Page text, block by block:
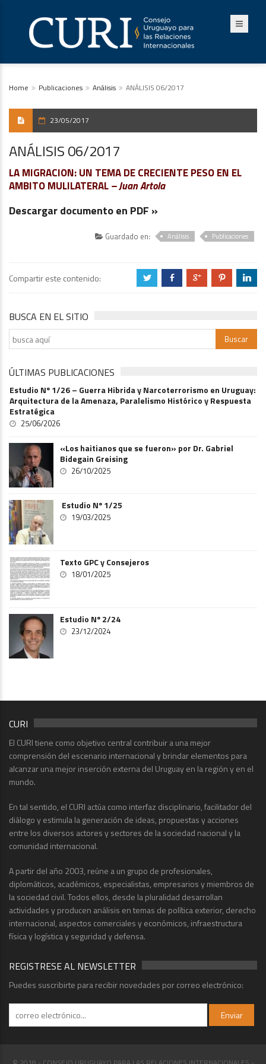
Home Publicaciones Análisis ANÁLISIS 06/2017
23/05/2017
ANÁLISIS 06/2017
LA MIGRACION: UN TEMA DE CRECIENTE PESO EN EL
AMBITO MULILATERAL– Juan Artola
Descargar documento en PDF »
Guardado en: Análisis Publicaciones
Compartir este contenido: a b c d j
BUSCA EN EL SITIO
ÚLTIMAS PUBLICACIONES
Estudio Nº 1/26 – Guerra Hibrida y Narcoterrorismo en Uruguay:
Arquitectura de la Amenaza, Paralelismo Histórico y Respuesta
Estratégica
25/06/2026
«Los haitianos que se fueron» por Dr. Gabriel
Bidegain Greising
26/10/2025
Estudio Nº 1/25
19/03/2025
Texto GPC y Consejeros
18/01/2025
Estudio Nº 2/24
23/12/2024
CURI
El CURI tiene como objetivo central contribuir a una mejor
comprensión del escenario internacional y brindar elementos para
alcanzar una mejor inserción externa del Uruguay en la región y en el
mundo.
En tal sentido, el CURI actúa como interfaz disciplinario, facilitador del
diálogo y estimula la generación de ideas, propuestas y acciones
entre los diversos actores y sectores de la sociedad nacional y la
comunidad internacional.
A partir del año 2003, reúne a un grupo de profesionales,
diplomáticos, académicos, especialistas, empresarios y miembros de
la sociedad civil. Todos ellos, desde la pluralidad desarrollan
actividades y producen análisis en temas de política exterior, derecho
internacional, aspectos comerciales y económicos, infraestructura
física y logística y seguridad y defensa.
REGISTRESE AL NEWSLETTER
Puedes suscribirte para recibir novedades por correo electrónico: